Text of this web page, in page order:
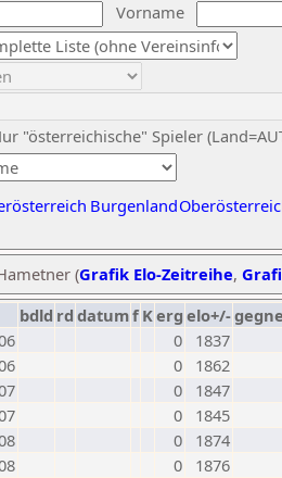
Vorname
"österreichische" Spieler
Burgenland
(Grafik Elo-Zeitreihe,
bdld rd datumf Kerg elo+/-
0
1837
0
1862
0
1847
0
1845
0
1874
0
1876